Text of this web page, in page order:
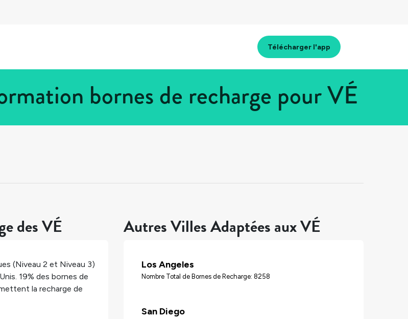
Télécharger l'app
bornes de recharge pour VÉ
des VÉ
(Niveau 2 et Niveau 3)
. 19% des bornes de
la recharge de
Autres Villes Adaptées aux VÉ
Los Angeles
Nombre Total de Bornes de Recharge: 8258
San Diego